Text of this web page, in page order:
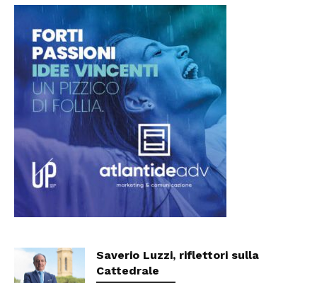
Saverio Luzzi, riflettori sulla
Cattedrale